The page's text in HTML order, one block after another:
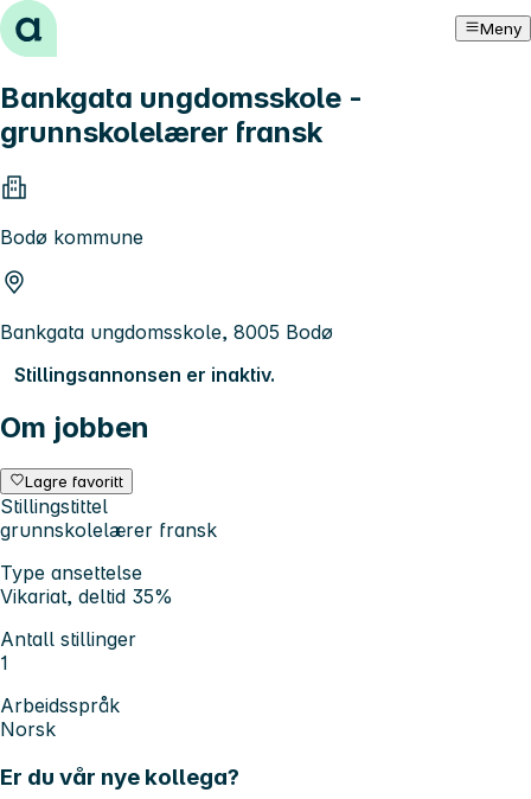
Hopp til innhold Meny
Bankgata ungdomsskole -
grunnskolelærer fransk
Bodø kommune
Bankgata ungdomsskole, 8005 Bodø
Stillingsannonsen er inaktiv.
Om jobben
Lagre favoritt
Stillingstittel
grunnskolelærer fransk
Type ansettelse
Vikariat, deltid 35%
Antall stillinger
1
Arbeidsspråk
Norsk
Er du vår nye kollega?